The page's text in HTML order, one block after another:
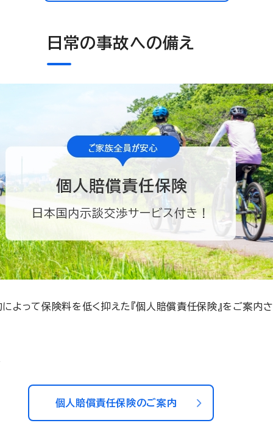
日常の事故への備え
よって保険料を低く抑えた『個人賠償責任保険』をご案内
個人賠償責任保険のご案内